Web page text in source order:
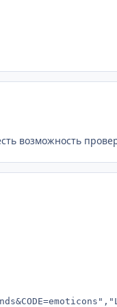
возможность